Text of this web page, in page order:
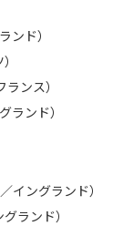
ンド）
ンス）
ランド）
イングランド）
ランド）